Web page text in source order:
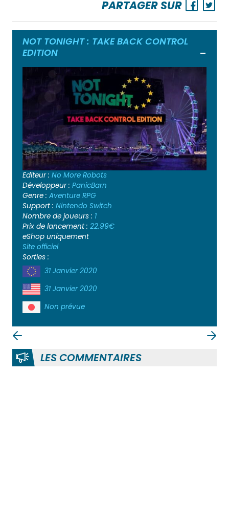
PARTAGER SUR
NOT TONIGHT : TAKE BACK CONTROL
EDITION
Editeur : No More Robots
Développeur : PanicBarn
Genre : Aventure RPG
Support : Nintendo Switch
Nombre de joueurs : 1
Prix de lancement : 22.99€
eShop uniquement
Site officiel
Sorties :
31 Janvier 2020
31 Janvier 2020
Non prévue
LES COMMENTAIRES